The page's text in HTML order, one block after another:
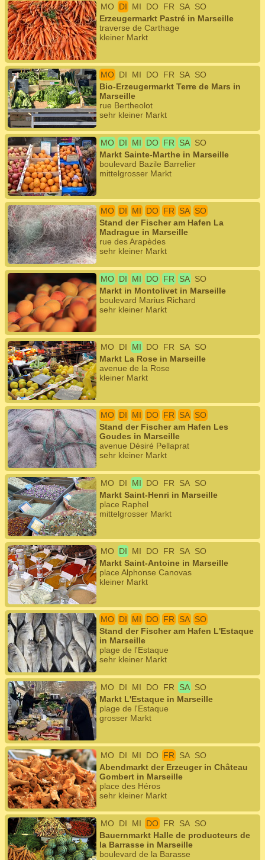
MO DI MI DO FR SA SO
Erzeugermarkt Pastré in Marseille
traverse de Carthage
kleiner Markt
MO DI MI DO FR SA SO
Bio-Erzeugermarkt Terre de Mars in
Marseille
rue Bertheolot
sehr kleiner Markt
MO DI MI DO FR SA SO
Markt Sainte-Marthe in Marseille
boulevard Bazile Barrelier
mittelgrosser Markt
MO DI MI DO FR SA SO
Stand der Fischer am Hafen La
Madrague in Marseille
rue des Arapèdes
sehr kleiner Markt
MO DI MI DO FR SA SO
Markt in Montolivet in Marseille
boulevard Marius Richard
sehr kleiner Markt
MO DI MI DO FR SA SO
Markt La Rose in Marseille
avenue de la Rose
kleiner Markt
MO DI MI DO FR SA SO
Stand der Fischer am Hafen Les
Goudes in Marseille
avenue Désiré Pellaprat
sehr kleiner Markt
MO DI MI DO FR SA SO
Markt Saint-Henri in Marseille
place Raphel
mittelgrosser Markt
MO DI MI DO FR SA SO
Markt Saint-Antoine in Marseille
place Alphonse Canovas
kleiner Markt
MO DI MI DO FR SA SO
Stand der Fischer am Hafen L'Estaque
in Marseille
plage de l'Estaque
sehr kleiner Markt
MO DI MI DO FR SA SO
Markt L'Estaque in Marseille
plage de l'Estaque
grosser Markt
MO DI MI DO FR SA SO
Abendmarkt der Erzeuger in Château
Gombert in Marseille
place des Héros
sehr kleiner Markt
MO DI MI DO FR SA SO
Bauernmarkt Halle de producteurs de
la Barrasse in Marseille
boulevard de la Barasse